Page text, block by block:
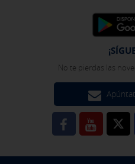
No te pierdas las